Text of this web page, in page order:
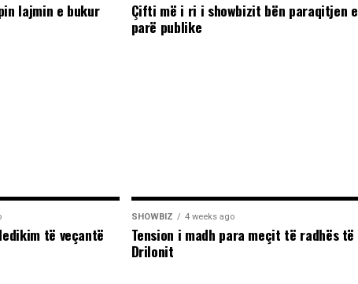
lajmin e bukur
Çifti më i ri i showbizit bën paraqitjen e
parë publike
të veçantë
SHOWBIZ 4 weeks ago
Tension i madh para meçit të radhës të
Drilonit